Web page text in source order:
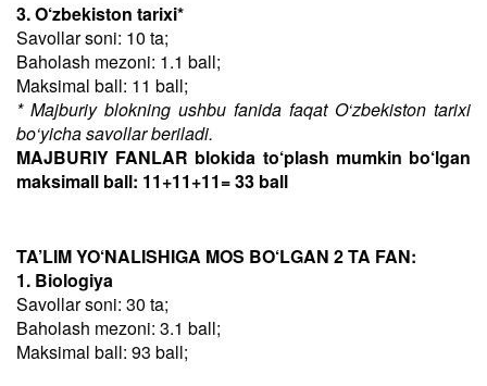
3. O‘zbekiston tarixi*
Savollar soni: 10 ta;
Baholash mezoni: 1.1 ball;
Maksimal ball: 11 ball;
* Majburiy blokning ushbu fanida faqat O‘zbekiston tarixi
bo‘yicha savollar beriladi.
MAJBURIY FANLAR blokida to‘plash mumkin bo‘lgan
maksimall ball: 11+11+11= 33 ball
TA’LIM YO‘NALISHIGA MOS BO‘LGAN 2 TA FAN:
1. Biologiya
Savollar soni: 30 ta;
Baholash mezoni: 3.1 ball;
Maksimal ball: 93 ball;